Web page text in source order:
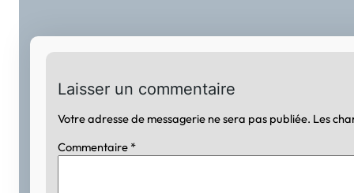
Laisser un commentaire
Votre adresse de messagerie ne sera pas publiée. Les
Commentaire *